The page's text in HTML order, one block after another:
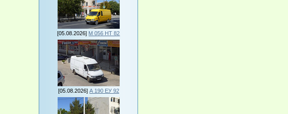
[05.08.2026] М 056 НТ 82
[05.08.2026] А 190 ЕУ 92